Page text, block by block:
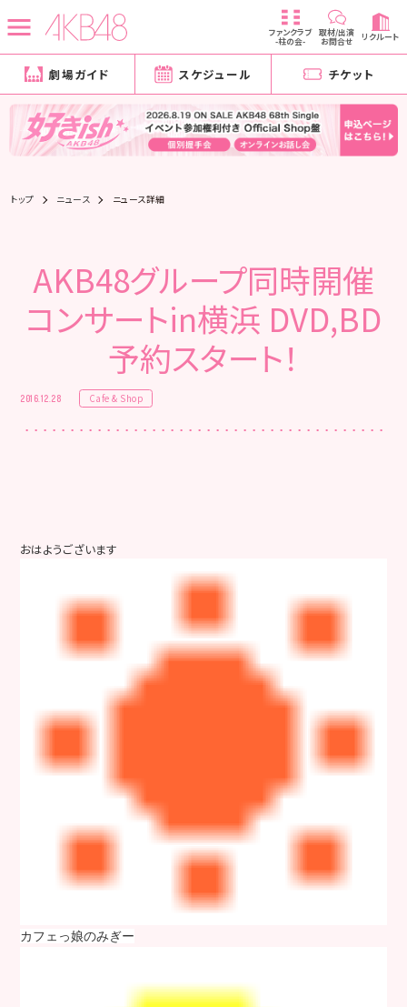
ファンクラブ
-柱の会-
取材/出演
お問合せ リクルート
劇場ガイド スケジュール チケット
トップ ニュース ニュース詳細
AKB48グループ同時開催
コンサートin横浜 DVD,BD
予約スタート！
2016.12.28 Cafe & Shop
おはようございます
カフェっ娘のみぎー